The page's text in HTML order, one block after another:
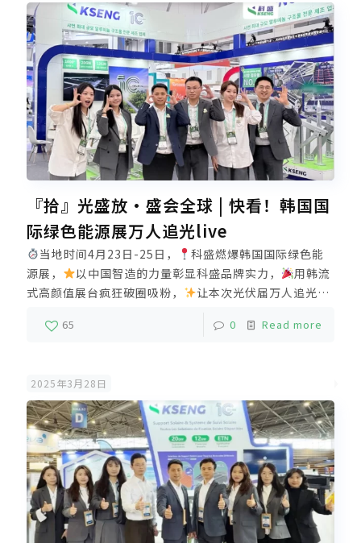
『拾』光盛放·盛会全球 | 快看！韩国国
际绿色能源展万人追光live
当地时间4月23日-25日，
科盛燃爆韩国国际绿色能
源展，
以中国智造的力量彰显科盛品牌实力，
用韩流
式高颜值展台疯狂破圈吸粉，
让本次光伏届万人追光
依靠韩国分公司+本地化服务，产品品质
有保障，服务快速又高效，连续荣获日韩铝合金光伏支架
架解决方案，强力支撑全球新能源推广及零碳发展。
65 0 Read more
2025年3月28日